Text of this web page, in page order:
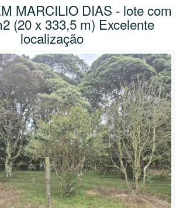
MARCILIO DIAS - lote com
(20 x 333,5 m) Excelente
localização